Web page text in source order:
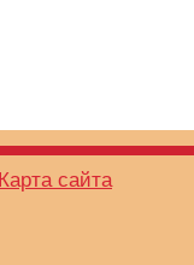
Карта сайта